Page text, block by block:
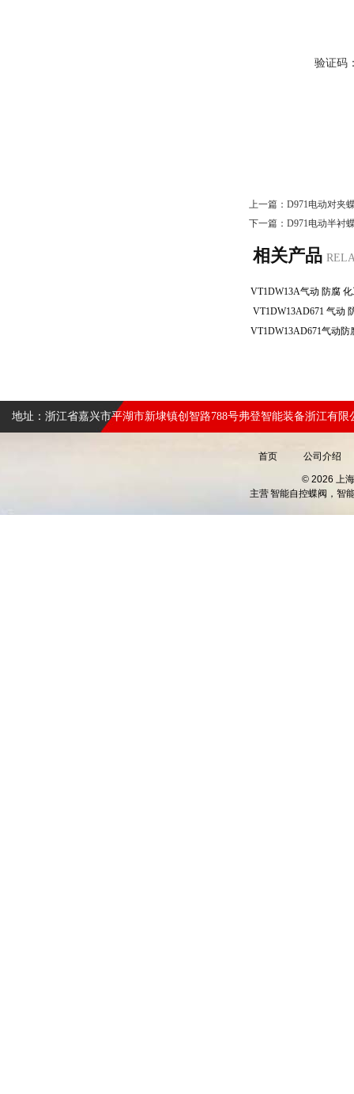
验证码
上一篇： D971电动对夹
下一篇： D971电动半衬
相关产品
VT1DW13AD671 气
地址：浙江省嘉兴市平湖市新埭镇创智路788号弗登智能装备浙江有限
首页 公司介绍
© 2026 上
主营智能自控蝶阀，智